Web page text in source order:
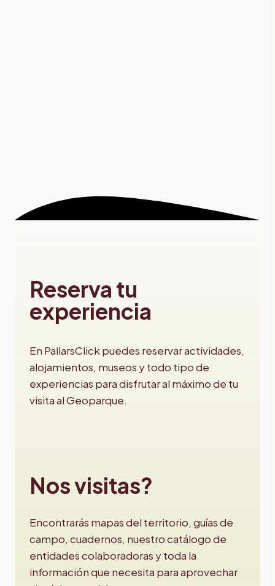
Reserva tu
experiencia
En PallarsClick puedes reservar actividades,
alojamientos, museos y todo tipo de
experiencias para disfrutar al máximo de tu
visita al Geoparque.
Nos visitas?
Encontrarás mapas del territorio, guías de
campo, cuadernos, nuestro catálogo de
entidades colaboradoras y toda la
información que necesita para aprovechar